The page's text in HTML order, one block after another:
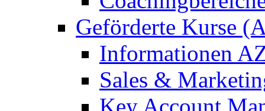
Geförderte Kurse
Informationen
Sales &